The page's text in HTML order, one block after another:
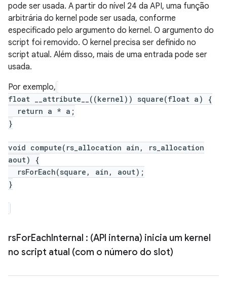
pode ser usada. A partir do nível 24 da API, uma função
arbitrária do kernel pode ser usada, conforme
especificado pelo argumento do kernel. O argumento do
script foi removido. O kernel precisa ser definido no
script atual. Além disso, mais de uma entrada pode ser
usada.
Por exemplo,
float __attribute__((kernel)) square(float a) {
return a * a;
}
void compute(rs_allocation ain, rs_allocation
aout) {
rsForEach(square, ain, aout);
}
rsForEach Internal : (API interna) inicia um kernel
no script atual (com o número do slot)